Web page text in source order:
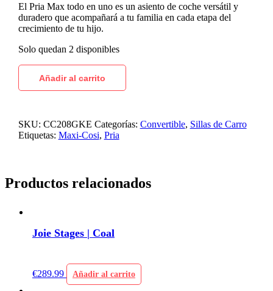
El Pria Max todo en uno es un asiento de coche versátil y
duradero que acompañará a tu familia en cada etapa del
crecimiento de tu hijo.
Solo quedan 2 disponibles
Añadir al carrito
SKU: CC208GKE Categorías: Convertible, Sillas de Carro
Etiquetas: Maxi-Cosi, Pria
Productos relacionados
Joie Stages | Coal
€289.99 Añadir al carrito